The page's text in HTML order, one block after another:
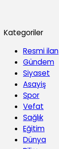
Kategoriler
Resmi ilan
Gündem
Siyaset
Asayiş
Spor
Vefat
Sağlık
Eğitim
Dünya